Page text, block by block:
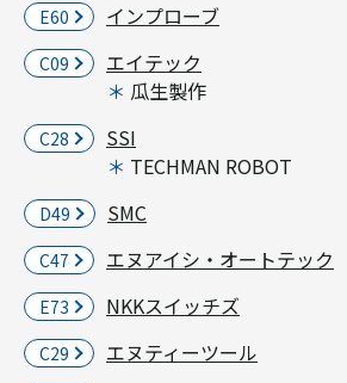
E60 インプローブ
C09
エイテック
瓜生製作
C28
SSI
TECHMAN ROBOT
D49 SMC
C47 エヌアイシ・オートテック
E73 NKKスイッチズ
C29 エヌティーツール